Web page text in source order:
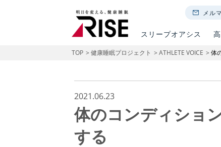
メル
スリープオアシス
TOP 健康睡眠プロジェクト ATHLETE VOICE 体
2021.06.23
体のコンディショ
する